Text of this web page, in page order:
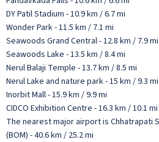
DY Patil Stadium - 10.9 km / 6.7 mi
Wonder Park - 11.5 km / 7.1 mi
Seawoods Grand Central - 12.8 km / 7.9 mi
Seawoods Lake - 13.5 km / 8.4 mi
Nerul Balaji Temple - 13.7 km / 8.5 mi
Nerul Lake and nature park - 15 km / 9.3 mi
Inorbit Mall - 15.9 km / 9.9 mi
CIDCO Exhibition Centre - 16.3 km / 10.1 mi
The nearest major airport is Chhatrapati
(BOM) - 40.6 km / 25.2 mi